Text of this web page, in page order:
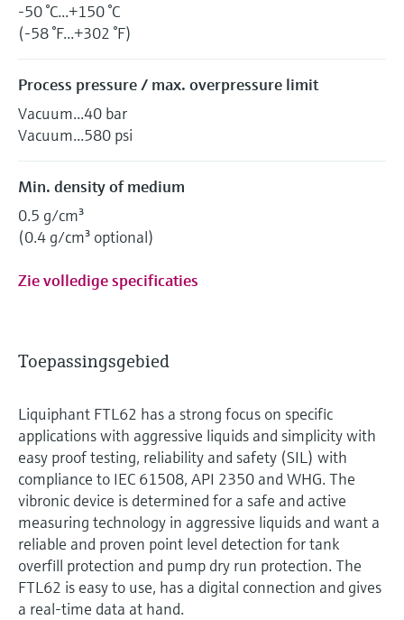
-50 °C...+150 °C
(-58 °F...+302 °F)
Process pressure / max. overpressure limit
Vacuum...40 bar
Vacuum...580 psi
Min. density of medium
0.5 g/cm³
(0.4 g/cm³ optional)
Zie volledige specificaties
Toepassingsgebied
Liquiphant FTL62 has a strong focus on specific
applications with aggressive liquids and simplicity with
easy proof testing, reliability and safety (SIL) with
compliance to IEC 61508, API 2350 and WHG. The
vibronic device is determined for a safe and active
measuring technology in aggressive liquids and want a
reliable and proven point level detection for tank
overfill protection and pump dry run protection. The
FTL62 is easy to use, has a digital connection and gives
a real-time data at hand.